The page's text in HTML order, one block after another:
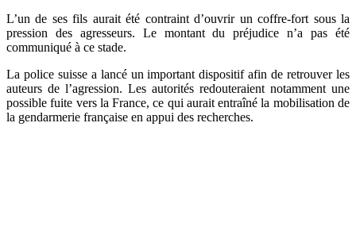
L’un de ses fils aurait été contraint d’ouvrir un coffre-fort sous la
pression des agresseurs. Le montant du préjudice n’a pas été
communiqué à ce stade.
La police suisse a lancé un important dispositif afin de retrouver les
auteurs de l’agression. Les autorités redouteraient notamment une
possible fuite vers la France, ce qui aurait entraîné la mobilisation de
la gendarmerie française en appui des recherches.